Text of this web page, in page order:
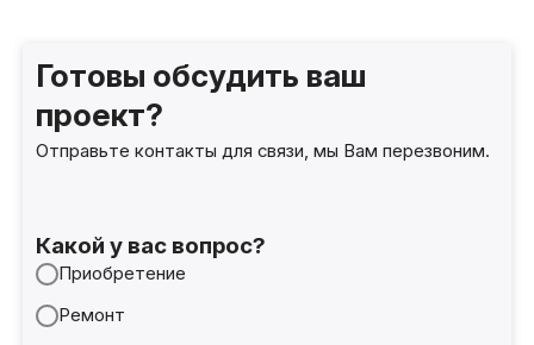
Готовы обсудить ваш
проект?
Отправьте контакты для связи, мы Вам перезвоним.
Какой у вас вопрос?
Приобретение
Ремонт